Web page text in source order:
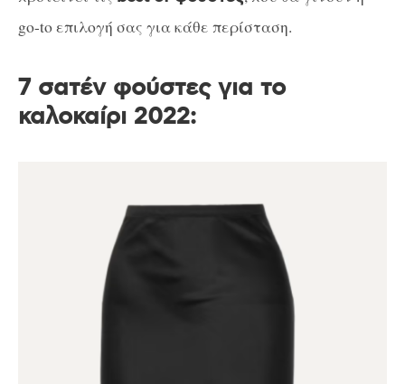
go-to επιλογή σας για κάθε περίσταση.
7 σατέν φούστες για το
καλοκαίρι 2022: